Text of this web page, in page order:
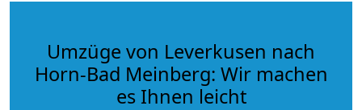
Umzüge von Leverkusen nach
Horn-Bad Meinberg: Wir machen
es Ihnen leicht